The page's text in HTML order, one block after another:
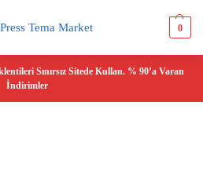
0
Sınırsız Sitede Kullan. % 90’a Varan
İndirimler